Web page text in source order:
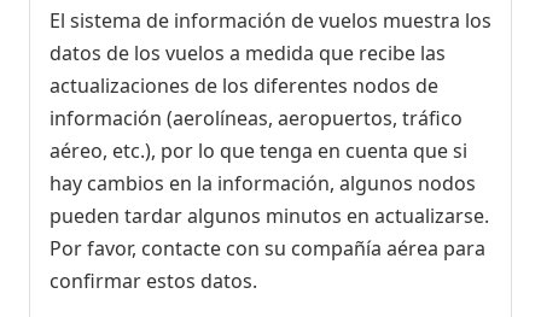
El sistema de información de vuelos muestra los
datos de los vuelos a medida que recibe las
actualizaciones de los diferentes nodos de
información (aerolíneas, aeropuertos, tráfico
aéreo, etc.), por lo que tenga en cuenta que si
hay cambios en la información, algunos nodos
pueden tardar algunos minutos en actualizarse.
Por favor, contacte con su compañía aérea para
confirmar estos datos.